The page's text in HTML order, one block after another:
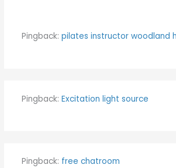
Pingback: pilates instructor woodland
Pingback: Excitation light source
Pingback: free chatroom